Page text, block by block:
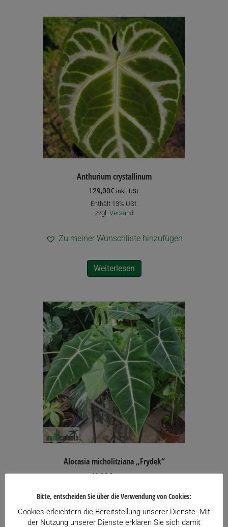
Anthurium crystallinum
129,00€ inkl. USt.
Enthält 13% USt.
zzgl. Versand
Zu meiner Wunschliste hinzufügen
Weiterlesen
Alocasia micholitziana „Frydek“
49,90€
zzgl.Versand
Lieferzeit: ca. 30 Werktage
Bitte, entscheiden Sie über die Verwendung von Cookies:
Cookies erleichtern die Bereitstellung unserer Dienste. Mit
der Nutzung unserer Dienste erklären Sie sich damit